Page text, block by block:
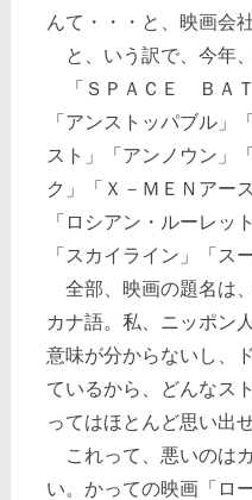
んて・・・と、映画会
と、いう訳で、今年
「ＳＰＡＣＥ ＢＡ
「アンストッパブル」
スト」「アンノウン」
ク」「Ｘ－ＭＥＮアー
「ロシアン・ルーレッ
「スカイライン」「ス
全部、映画の題名は
カナ語。私、ニッポン
意味が分からないし、
ているから、どんなス
ってはほとんど思い出
これって、悪いのは
い。かっての映画「ロ